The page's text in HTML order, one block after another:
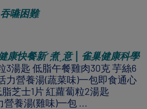
嚥困難
快餐新˹煮˼意 | 雀巢健康科學
3湯匙 低脂午餐雞肉30克 芋絲6
力營養湯(蔬菜味)一包即食通心
芝士1片 紅蘿蔔粒2湯匙
營養湯(雞味)一包 ...